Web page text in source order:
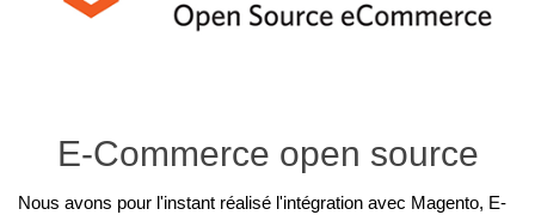
E-Commerce open source
Nous avons pour l'instant réalisé l'intégration avec Magento, E-